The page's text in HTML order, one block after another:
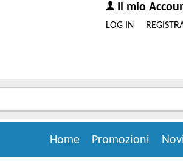
Il mio
LOG IN
Promozioni
Home